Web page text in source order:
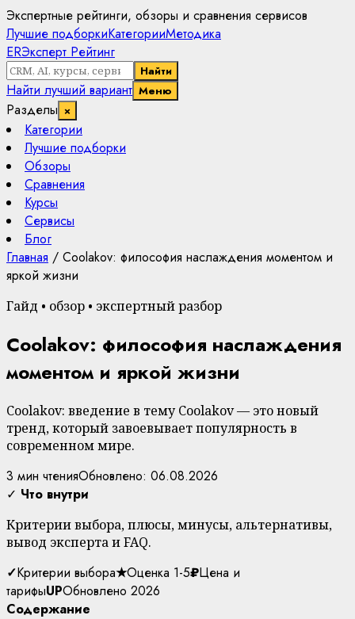
Экспертные рейтинги, обзоры и сравнения сервисов
Лучшие подборкиКатегорииМетодика
ERЭксперт Рейтинг
Найти
Найти лучший вариант Меню
Разделы ×
Категории
Лучшие подборки
Обзоры
Сравнения
Курсы
Сервисы
Блог
Главная / Coolakov: философия наслаждения моментом и
яркой жизни
Гайд • обзор • экспертный разбор
Coolakov: философия наслаждения
моментом и яркой жизни
Coolakov: введение в тему Coolakov — это новый
тренд, который завоевывает популярность в
современном мире.
3 мин чтенияОбновлено: 06.08.2026
✓ Что внутри
Критерии выбора, плюсы, минусы, альтернативы,
вывод эксперта и FAQ.
✓Критерии выбора★Оценка 1-5₽Цена и
тарифыUPОбновлено 2026
Содержание